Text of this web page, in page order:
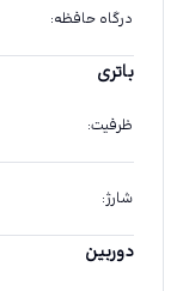
درگاه حافظه:
باتری
ظرفیت:
شارژ:
دوربین